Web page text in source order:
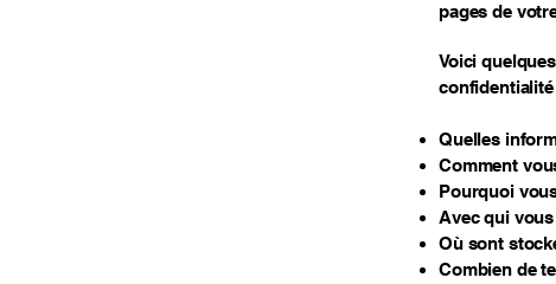
pages de
Voici
confidentialité
Quelles
Comment
Pourquoi
Avec qui
Où sont
Combien de